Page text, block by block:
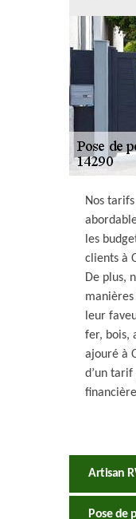
Nos
les
clients à
De plus,
leur
fer, bois,
ajouré à
d’un
Artisan
Pose de